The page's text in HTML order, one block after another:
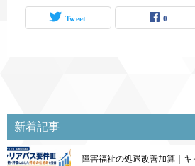
Tweet 0
新着記事
障害福祉の処遇改善加算｜